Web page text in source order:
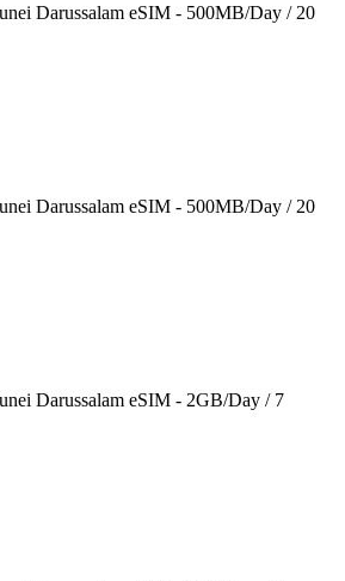
Darussalam eSIM - 500MB/Day / 20
Darussalam eSIM - 500MB/Day / 20
Darussalam eSIM - 2GB/Day / 7